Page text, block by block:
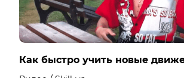
Как быстро учить новые